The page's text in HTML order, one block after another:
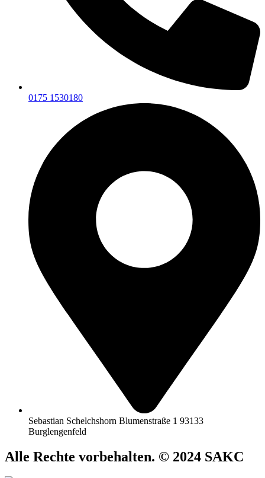
0175 1530180
Sebastian Schelchshorn Blumenstraße 1 93133
Burglengenfeld
Alle Rechte vorbehalten. © 2024 SAKC